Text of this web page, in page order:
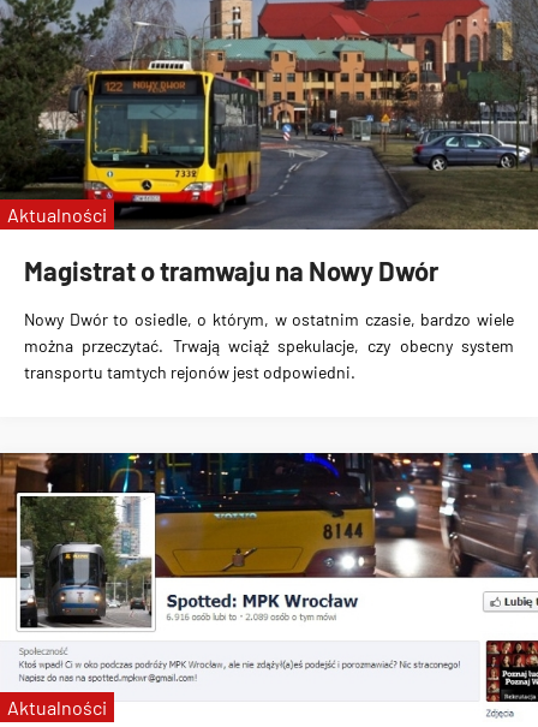
Magistrat o tramwaju na Nowy Dwór
Nowy Dwór to osiedle, o którym, w ostatnim czasie, bardzo wiele
można przeczytać. Trwają wciąż spekulacje, czy obecny system
transportu tamtych rejonów jest odpowiedni.
Aktualności
Aktualności